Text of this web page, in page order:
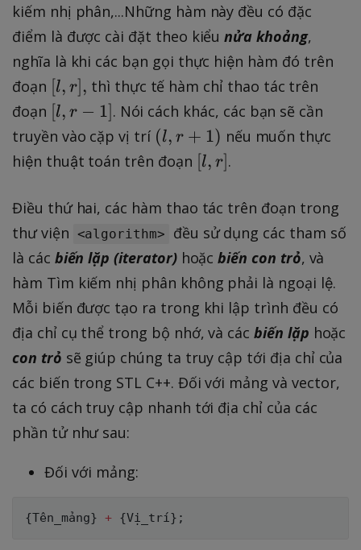
kiếm nhị phân,...Những hàm này đều có đặc
điểm là được cài đặt theo kiểunửa khoảng,
nghĩa là khi các bạn gọi thực hiện hàm đó trên
đoạn [
l
,
r
]
[l, r], thì thực tế hàm chỉ thao tác trên
đoạn [
l
,
r
1
]
[l, r − 1]. Nói cách khác, các bạn sẽ cần
truyền vào cặp vị trí (l
,
1
)
(l, r + 1) nếu muốn thực
hiện thuật toán trên đoạn [
,
]
[l, r].
Điều thứ hai, các hàm thao tác trên đoạn trong
thư viện <algorithm>
đều sử dụng các tham số
là các biến lặp (iterator)hoặcbiến con trỏ, và
hàm Tìm kiếm nhị phân không phải là ngoại lệ.
Mỗi biến được tạo ra trong khi lập trình đều có
địa chỉ cụ thể trong bộ nhớ, và cácbiến lặp hoặc
con trỏ sẽ giúp chúng ta truy cập tới địa chỉ của
các biến trong STL C++. Đối với mảng và vector,
ta có cách truy cập nhanh tới địa chỉ của các
phần tử như sau:
Đối với mảng:
{Tên_mảng} + {Vị_trí} ;